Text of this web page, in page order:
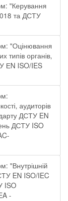
"Керування
та ДСТУ
"Оцінювання
типів органів,
ЕN ISO/IES
аудиторів
ДСТУ EN
ДСТУ ISO
"Внутрішній
EN ISO/IEC
ISO
-